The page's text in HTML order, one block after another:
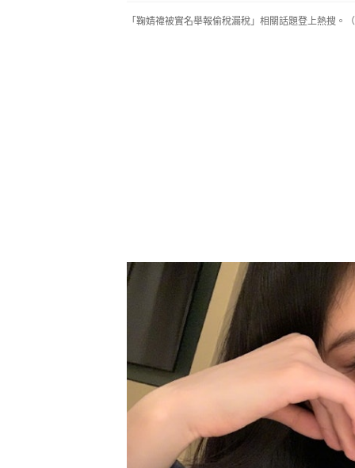
「鞠婧禕被實名舉報偷稅漏稅」相關話題登上熱搜。